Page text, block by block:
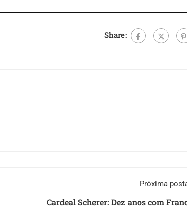
Share:
Próxima
Cardeal Scherer: Dez anos com